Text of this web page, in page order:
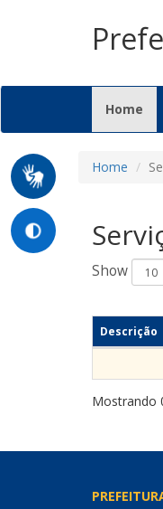
Home
Home
Show
Descrição
Mostrando